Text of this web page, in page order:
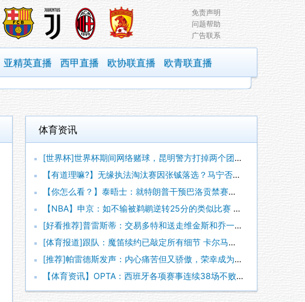
免责声明
问题帮助
广告联系
亚精英直播 西甲直播 欧协联直播 欧青联直播
体育资讯
[世界杯]世界杯期间网络赌球，昆明警方打掉两个团伙抓获42人
【有道理嘛?】无缘执法淘汰赛因张铖落选？马宁否认：我特别清楚
【你怎么看？】泰晤士：就特朗普干预巴洛贡禁赛一事，挪威足协准
【NBA】申京：如不输被鹈鹕逆转25分的类似比赛 我们能拿下
[好看推荐]普雷斯蒂：交易多特和送走维金斯和乔一样 都是出于
[体育报道]跟队：魔笛续约已敲定所有细节 卡尔马达+科莫托也
[推荐]帕雷德斯发声：内心痛苦但又骄傲，荣幸成为历史最佳阿根
【体育资讯】OPTA：西班牙各项赛事连续38场不败，世界杯夺